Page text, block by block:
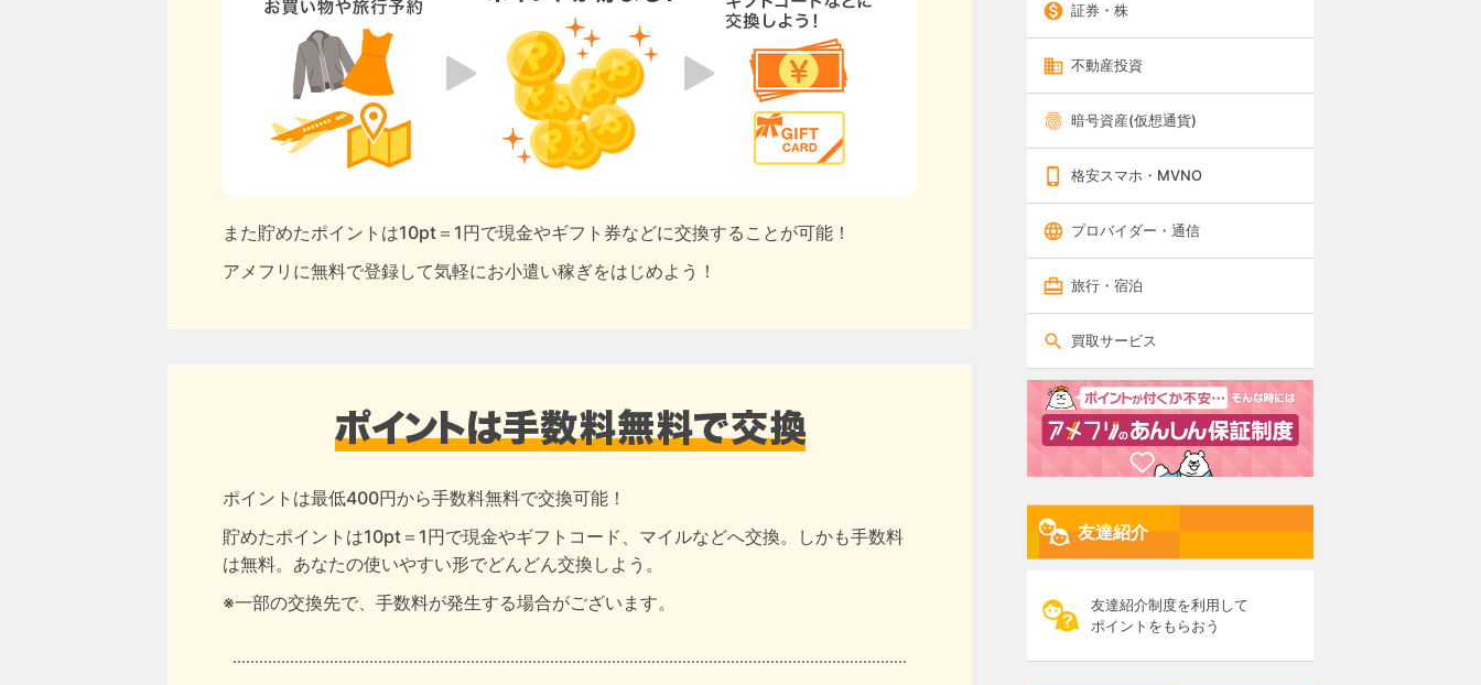
また貯めたポイントは10pt＝1円で現金やギフト券などに交換することが可能！
アメフリに無料で登録して気軽にお小遣い稼ぎをはじめよう！
ポイントは最低400円から手数料無料で交換可能！
貯めたポイントは10pt＝1円で現金やギフトコード、マイルなどへ交換。しかも手数料
は無料。あなたの使いやすい形でどんどん交換しよう。
※一部の交換先で、手数料が発生する場合がございます。
証券・株
不動産投資
暗号資産(仮想通貨)
格安スマホ・MVNO
プロバイダー・通信
旅行・宿泊
買取サービス
友達紹介
友達紹介制度を利用して
ポイントをもらおう